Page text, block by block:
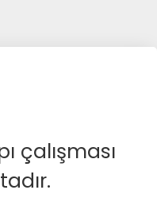
çalışması